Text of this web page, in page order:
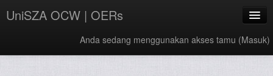
UniSZA OCW | OERs
Anda sedang menggunakan akses tamu (Masuk)